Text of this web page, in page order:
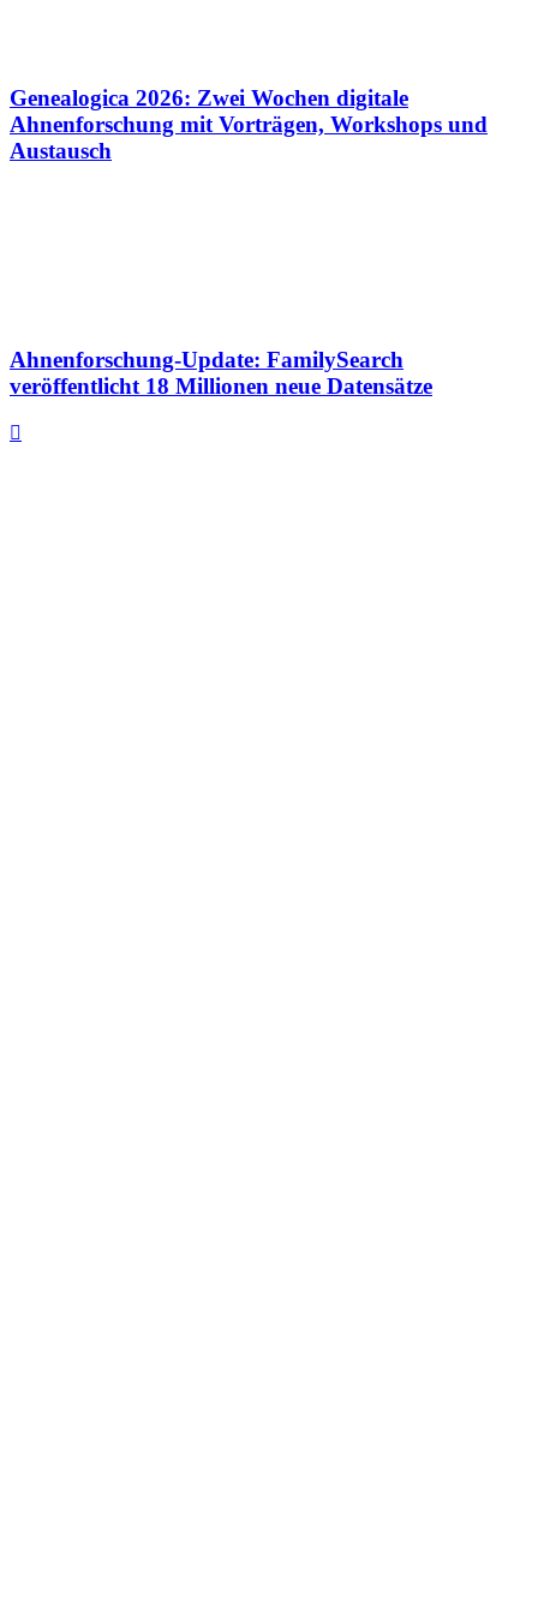
Genealogica 2026: Zwei Wochen digitale
Ahnenforschung mit Vorträgen, Workshops und
Austausch
Ahnenforschung-Update: FamilySearch
veröffentlicht 18 Millionen neue Datensätze